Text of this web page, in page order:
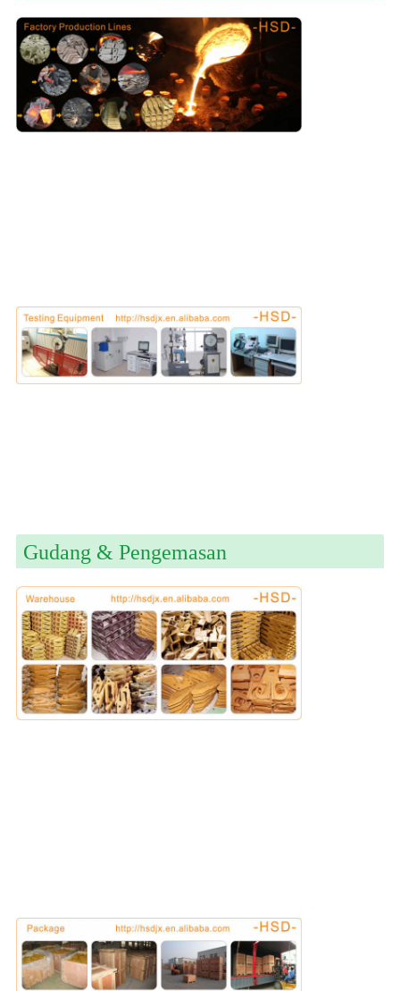
Gudang & Pengemasan